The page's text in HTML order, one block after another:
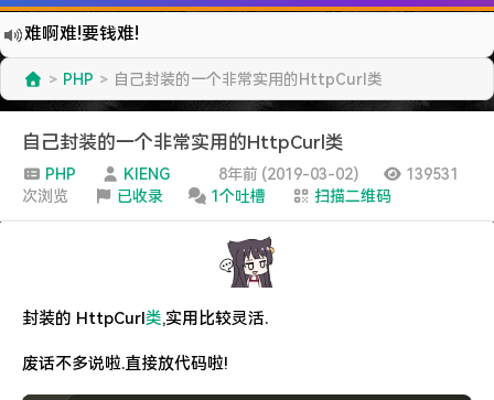
难啊难!要钱难!
更新到WordPress5.6啦
有点伤心了,今年净遇到王某海这种人.
难啊难...
七牛的JS SDK 的文档真坑啊.
蓝奏云分享部分地区无法访问需手动修改www.lanzous.com变为:www.lanzoux.com
> PHP > 自己封装的一个非常实用的HttpCurl类
自己封装的一个非常实用的HttpCurl类
PHP KIENG 8年前 (2019-03-02)
139531
次浏览
已收录 1个吐槽 扫描二维码
封装的 HttpCurl类,实用比较灵活.
废话不多说啦.直接放代码啦!